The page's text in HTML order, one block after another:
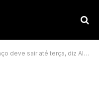
sair até terça, diz Alckmin